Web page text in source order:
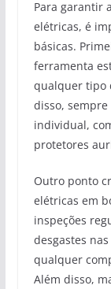
Para garantir
elétricas, é
básicas.
ferramenta
qualquer tipo
disso,
individual,
protetores
Outro ponto
elétricas em
inspeções
desgastes
qualquer
Além disso,